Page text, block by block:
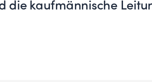
die kaufmännische